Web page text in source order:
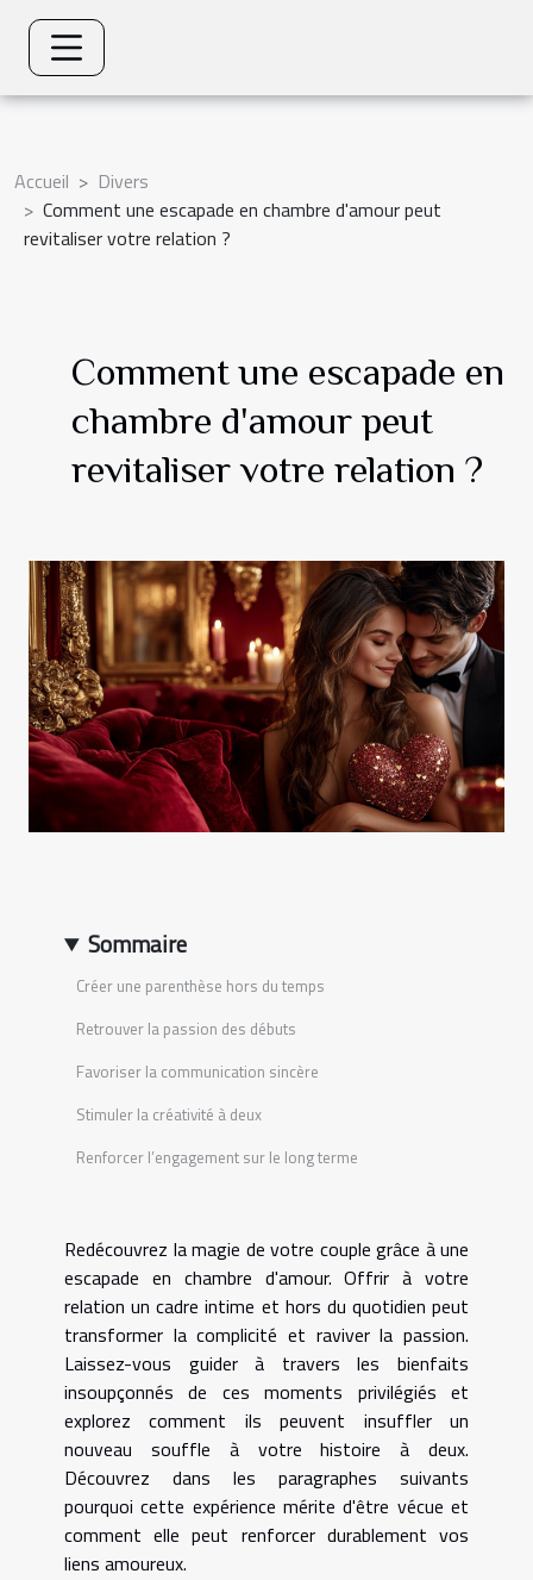
Accueil
Divers
Comment une escapade en chambre d'amour peut
revitaliser votre relation ?
Comment une escapade en
chambre d'amour peut
revitaliser votre relation ?
Sommaire
Créer une parenthèse hors du temps
Retrouver la passion des débuts
Favoriser la communication sincère
Stimuler la créativité à deux
Renforcer l’engagement sur le long terme
Redécouvrez la magie de votre couple grâce à une
escapade en chambre d'amour. Offrir à votre
relation un cadre intime et hors du quotidien peut
transformer la complicité et raviver la passion.
Laissez-vous guider à travers les bienfaits
insoupçonnés de ces moments privilégiés et
explorez comment ils peuvent insuffler un
nouveau souffle à votre histoire à deux.
Découvrez dans les paragraphes suivants
pourquoi cette expérience mérite d'être vécue et
comment elle peut renforcer durablement vos
liens amoureux.